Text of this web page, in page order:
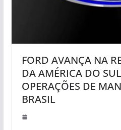
FORD AVANÇA NA
DA AMÉRICA DO
OPERAÇÕES DE
BRASIL